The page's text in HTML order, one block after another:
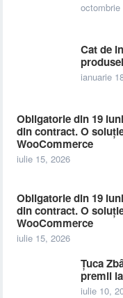
Cat de
ianuarie
Obligatorie din 19
din contract. O
WooCommerce
iulie 15, 2026
Obligatorie din 19
din contract. O
WooCommerce
iulie 15, 2026
Țuca
premii
iulie 10,